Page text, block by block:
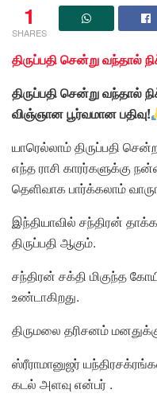
1
SHARES
திருப்பதி சென்று வந்தால்
திருப்பதி சென்று வந்தால்
விஞ்ஞான பூர்வமான பதிவு!
யாரெல்லாம் திருப்பதி
எந்த ராசி காரர்களுக்கு
தெளிவாக பார்க்கலாம்
இந்தியாவில் சந்திரன்
திருப்பதி ஆகும்.
சந்திரன் சக்தி மிகுந்த
உண்டாகிறது.
திருமலை தரிசனம்
ஸ்ரீராமானுஜர்
கடல் அளவு என்பர் .